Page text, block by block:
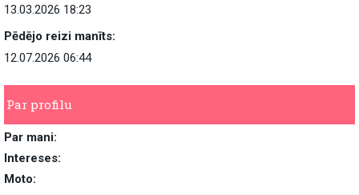
13.03.2026 18:23
Pēdējo reizi manīts:
12.07.2026 06:44
Par profilu
Par mani:
Intereses:
Moto: